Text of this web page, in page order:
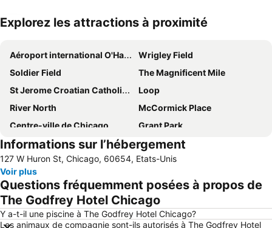
Explorez les attractions à proximité
Aéroport international O'Hare de Chicago
Wrigley Field
Soldier Field
The Magnificent Mile
St Jerome Croatian Catholic Church
Loop
River North
McCormick Place
Centre-ville de Chicago
Grant Park
Chicago Union Station
Jetée Navy
Aéroport international Midway de Chicago
United Center Park
Magnificent Mile Lights Festival & Parade
Parc du Millénaire
Chicago Riverwalk
Lakeview
West Loop
Lincoln Park
Informations sur l’hébergement
127 W Huron St, Chicago, 60654, Etats-Unis
Voir plus
Questions fréquemment posées à propos de
The Godfrey Hotel Chicago
Y a-t-il une piscine à The Godfrey Hotel Chicago?
Les animaux de compagnie sont-ils autorisés à The Godfrey Hotel